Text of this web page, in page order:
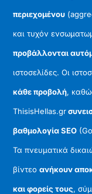
περιεχομένου
και τυχόν
προβάλλονται
ιστοσελίδες. Οι
κάθε προβολή,
ThisisHellas.gr
βαθμολογία SEO
Τα πνευματικά
βίντεοανήκουν
και φορείς τους,